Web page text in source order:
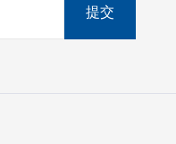
提交